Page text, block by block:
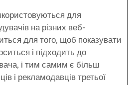
для
на різних веб-
для того, щоб показувати
і підходить до
і тим самим є більш
і рекламодавців третьої